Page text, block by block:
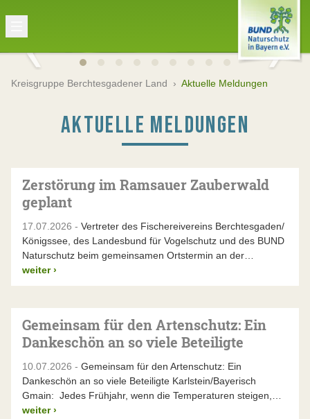
Kreisgruppe Berchtesgadener Land › Aktuelle Meldungen
AKTUELLE MELDUNGEN
Zerstörung im Ramsauer Zauberwald
geplant
17.07.2026 - Vertreter des Fischereivereins Berchtesgaden/
Königssee, des Landesbund für Vogelschutz und des BUND
Naturschutz beim gemeinsamen Ortstermin an der…
weiter ›
Gemeinsam für den Artenschutz: Ein
Dankeschön an so viele Beteiligte
10.07.2026 - Gemeinsam für den Artenschutz: Ein
Dankeschön an so viele Beteiligte Karlstein/Bayerisch
Gmain: Jedes Frühjahr, wenn die Temperaturen steigen,…
weiter ›